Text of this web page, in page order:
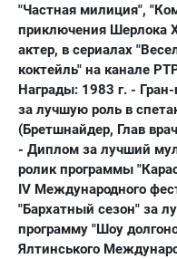
"Частная милиция",
приключения Шерлока
актер, в сериалах
коктейль" на канале
Награды: 1983 г. -
за лучшую роль в
(Бретшнайдер, Глав
- Диплом за лучший
ролик программы
IV Международного
"Бархатный сезон" за
программу "Шоу
Ялтинського